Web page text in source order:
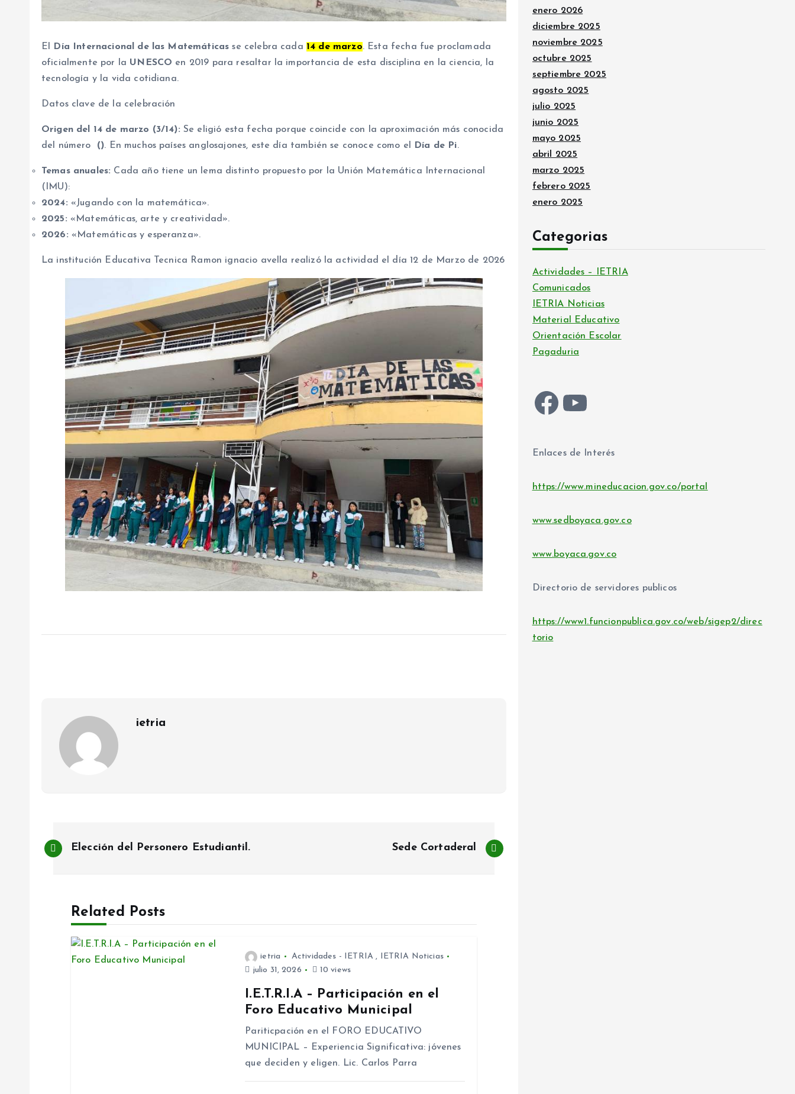
El Día Internacional de las Matemáticas se celebra cada 14 de marzo. Esta fecha fue proclamada
oficialmente por la UNESCO en 2019 para resaltar la importancia de esta disciplina en la ciencia, la
tecnología y la vida cotidiana.
Datos clave de la celebración
Origen del 14 de marzo (3/14): Se eligió esta fecha porque coincide con la aproximación más conocida
del número
(). En muchos países anglosajones, este día también se conoce como el Día de Pi.
Temas anuales: Cada año tiene un lema distinto propuesto por la Unión Matemática Internacional
(IMU):
2024: «Jugando con la matemática».
2025: «Matemáticas, arte y creatividad».
2026: «Matemáticas y esperanza».
La institución Educativa Tecnica Ramon ignacio avella realizó la actividad el día 12 de Marzo de 2026
ietria
N
Elección del Personero Estudiantil. Sede Cortaderal
Related Posts
ietria Actividades - IETRIA , IETRIA Noticias
julio 31, 2026
10 views
I.E.T.R.I.A – Participación en el
Foro Educativo Municipal
Pariticpación en el FORO EDUCATIVO
MUNICIPAL – Experiencia Significativa: jóvenes
que deciden y eligen. Lic. Carlos Parra
enero 2026
diciembre 2025
noviembre 2025
octubre 2025
septiembre 2025
agosto 2025
julio 2025
junio 2025
mayo 2025
abril 2025
marzo 2025
febrero 2025
enero 2025
Categorias
Actividades – IETRIA
Comunicados
IETRIA Noticias
Material Educativo
Orientación Escolar
Pagaduria
Facebook YouTube
Enlaces de Interés
https://www.mineducacion.gov.co/portal
www.sedboyaca.gov.co
www.boyaca.gov.co
Directorio de servidores publicos
https://www1.funcionpublica.gov.co/web/sigep2/direc
torio